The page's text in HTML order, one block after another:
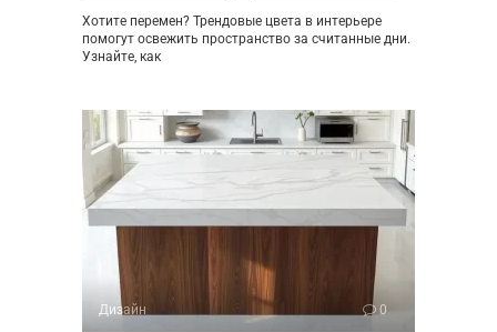
Хотите перемен? Трендовые цвета в интерьере
помогут освежить пространство за считанные дни.
Узнайте, как
Дизайн 0